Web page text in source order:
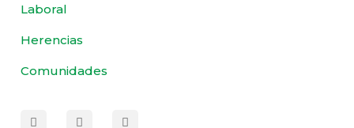
Laboral
Herencias
Comunidades